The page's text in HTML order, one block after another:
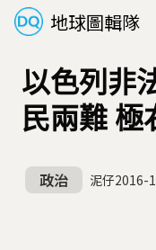
地球圖輯隊
以色列非
民兩難 極
政治 泥仔2016-